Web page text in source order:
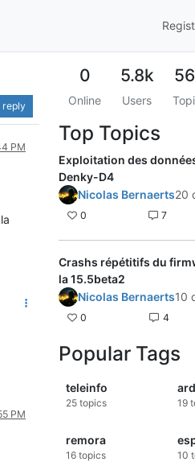
reply
PM
PM
0
Online
5.8k
Users
Top Topics
Exploitation des
Denky-D4
Nicolas Bernaerts20
0 7
Crashs répétitifs du
la 15.5beta2
Nicolas Bernaerts10
0 4
Popular Tags
teleinfo
25 topics 19
remora
16 topics 10